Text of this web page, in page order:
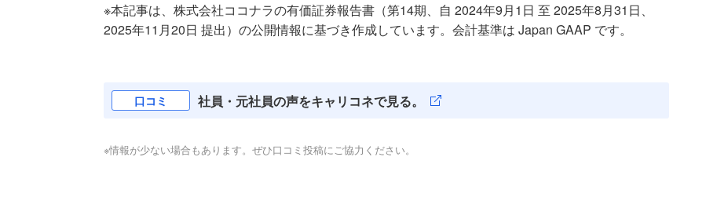
※本記事は、株式会社ココナラの有価証券報告書（第14期、自 2024年9月1日 至 2025年8月31日、
2025年11月20日 提出）の公開情報に基づき作成しています。会計基準は Japan GAAP です。
口コミ 社員・元社員の声をキャリコネで見る。
※情報が少ない場合もあります。ぜひ口コミ投稿にご協力ください。